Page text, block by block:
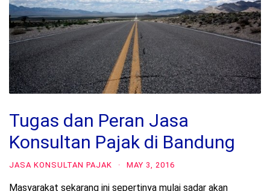
Tugas dan Peran Jasa
Konsultan Pajak di Bandung
JASA KONSULTAN PAJAK · MAY 3, 2016
Masyarakat sekarang ini sepertinya mulai sadar akan